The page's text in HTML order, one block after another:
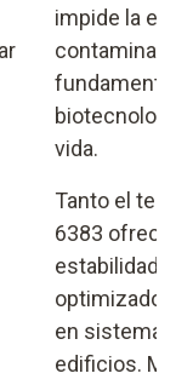
impide la
vida.
Tanto el
6383
estabilidad
en
edificios.